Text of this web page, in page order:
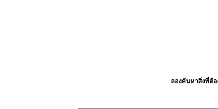
ลองค้นหาสิ่งที่ต้อ